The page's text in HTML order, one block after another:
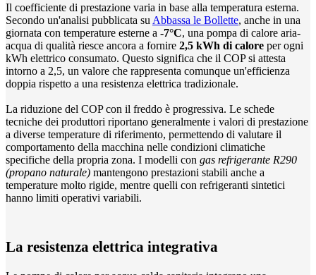
Il coefficiente di prestazione varia in base alla temperatura esterna.
Secondo un'analisi pubblicata su Abbassa le Bollette, anche in una
giornata con temperature esterne a -7°C, una pompa di calore aria-
acqua di qualità riesce ancora a fornire 2,5 kWh di calore per ogni
kWh elettrico consumato. Questo significa che il COP si attesta
intorno a 2,5, un valore che rappresenta comunque un'efficienza
doppia rispetto a una resistenza elettrica tradizionale.
La riduzione del COP con il freddo è progressiva. Le schede
tecniche dei produttori riportano generalmente i valori di prestazione
a diverse temperature di riferimento, permettendo di valutare il
comportamento della macchina nelle condizioni climatiche
specifiche della propria zona. I modelli con gas refrigerante R290
(propano naturale) mantengono prestazioni stabili anche a
temperature molto rigide, mentre quelli con refrigeranti sintetici
hanno limiti operativi variabili.
La resistenza elettrica integrativa